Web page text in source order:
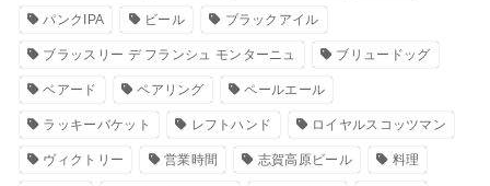
パンクIPA ビール ブラックアイル
ブラッスリー デ フランシュ モンターニュ ブリュードッグ
ベアード ペアリング ペールエール
ラッキーバケット レフトハンド ロイヤルスコッツマン
ヴィクトリー 営業時間 志賀高原ビール 料理